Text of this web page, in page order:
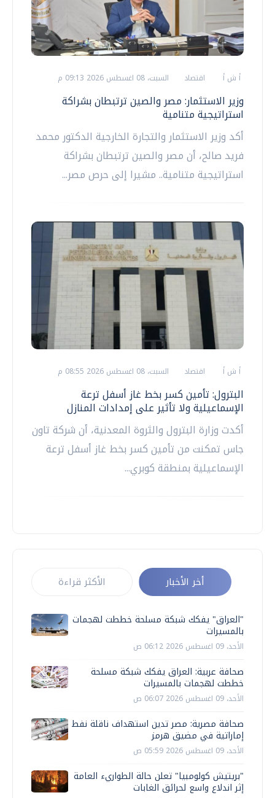
أ ش أ اقتصاد السبت، 08 اغسطس 2026 09:13 م
وزير الاستثمار: مصر والصين ترتبطان بشراكة
استراتيجية متنامية
أكد وزير الاستثمار والتجارة الخارجية الدكتور محمد
فريد صالح، أن مصر والصين ترتبطان بشراكة
استراتيجية متنامية.. مشيرا إلى حرص مصر...
أ ش أ اقتصاد السبت، 08 اغسطس 2026 08:55 م
البترول: تأمين كسر بخط غاز أسفل ترعة
الإسماعيلية ولا تأثير على إمدادات المنازل
أكدت وزارة البترول والثروة المعدنية، أن شركة تاون
جاس تمكنت من تأمين كسر بخط غاز أسفل ترعة
الإسماعيلية بمنطقة كوبري...
أخر الأخبار الأكثر قراءة
"العراق" يفكك شبكة مسلحة خططت لهجمات
بالمسيرات
الأحد، 09 اغسطس 2026 06:12 ص
صحافة عربية: العراق يفكك شبكة مسلحة
خططت لهجمات بالمسيرات
الأحد، 09 اغسطس 2026 06:07 ص
صحافة مصرية: مصر تدين استهداف ناقلة نفط
إماراتية في مضيق هرمز
الأحد، 09 اغسطس 2026 05:59 ص
"بريتيش كولومبيا" تعلن حالة الطواريء العامة
إثر اندلاع واسع لحرائق الغابات